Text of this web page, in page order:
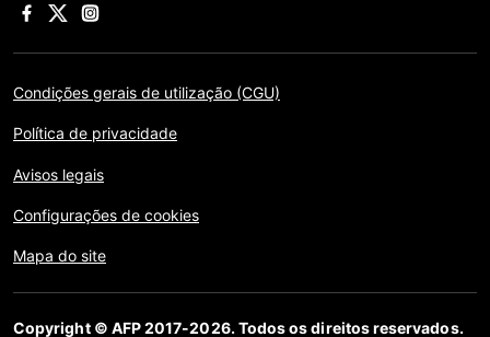
Condições gerais de utilização (CGU)
Política de privacidade
Avisos legais
Configurações de cookies
Mapa do site
Copyright © AFP 2017-2026. Todos os direitos reservados.